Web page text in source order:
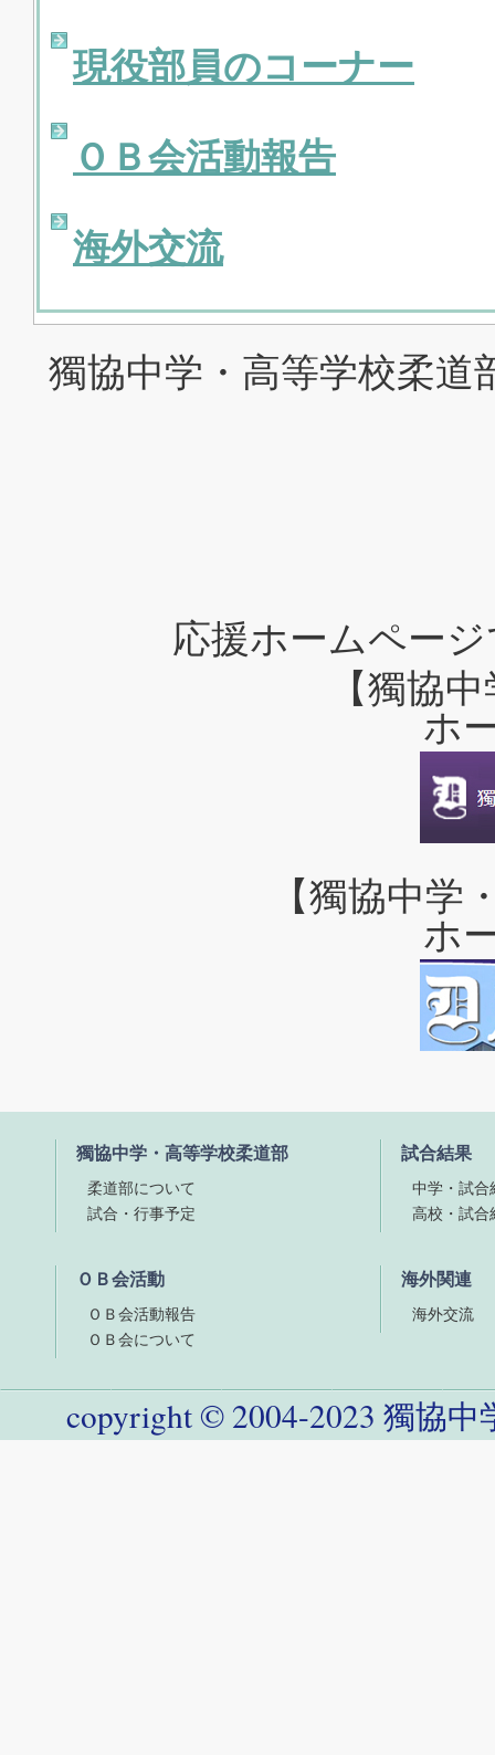
現役部員のコーナー
ＯＢ会活動報告
海外交流
獨協中学・高等学校柔道
応援ホームペー
【獨協
ホ
【獨協中学
ホ
獨協中学・高等学校柔道部
柔道部について
試合・行事予定
試合結果
中学・試合
高校・試合
ＯＢ会活動
ＯＢ会活動報告
ＯＢ会について
海外関連
海外交流
copyright © 2004-2023 獨協中